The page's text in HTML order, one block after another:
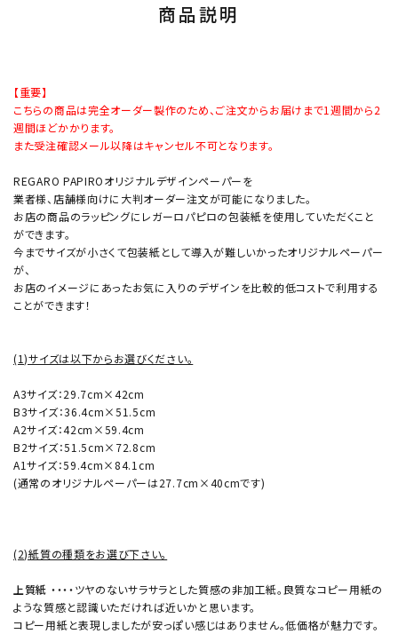
商品説明
【重要】
こちらの商品は完全オーダー製作のため、ご注文からお届けまで1週間から2
週間ほどかかります。
また受注確認メール以降はキャンセル不可となります。
REGARO PAPIROオリジナルデザインペーパーを
業者様、店舗様向けに大判オーダー注文が可能になりました。
お店の商品のラッピングにレガーロパピロの包装紙を使用していただくこと
ができます。
今までサイズが小さくて包装紙として導入が難しいかったオリジナルペーパー
が、
お店のイメージにあったお気に入りのデザインを比較的低コストで利用する
ことができます！
(1)サイズは以下からお選びください。
A3サイズ：29.7cm×42cm
B3サイズ：36.4cm×51.5cm
A2サイズ：42cm×59.4cm
B2サイズ：51.5cm×72.8cm
A1サイズ：59.4cm×84.1cm
(通常のオリジナルペーパーは27.7cm×40cmです)
(2)紙質の種類をお選び下さい。
上質紙 ・・・・ツヤのないサラサラとした質感の非加工紙。良質なコピー用紙の
ような質感と認識いただければ近いかと思います。
コピー用紙と表現しましたが安っぽい感じはありません。低価格が魅力です。